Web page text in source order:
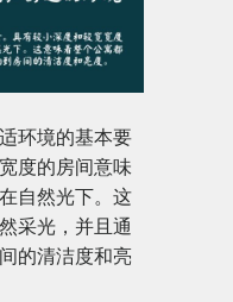
环境的基本要
度的房间意味
自然光下。这
采光，并且通
的清洁度和亮